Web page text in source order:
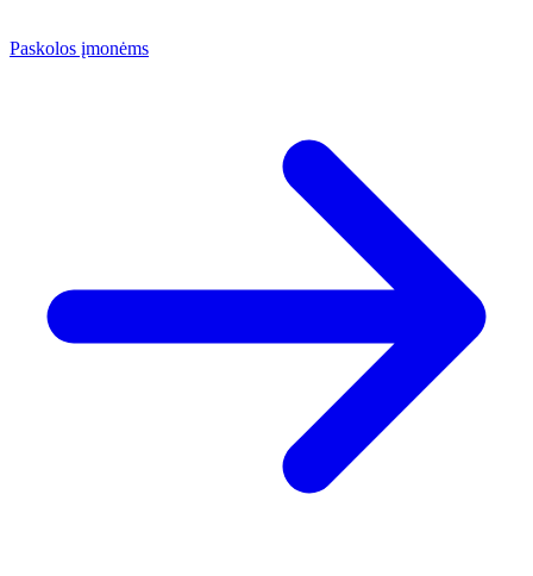
Paskolos įmonėms